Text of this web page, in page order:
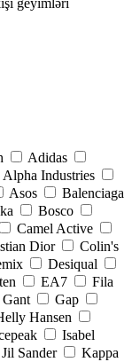
geyimləri
Adidas
Alpha Industries
Asos
Balenciaga
Bosco
Camel Active
Dior
Colin's
Desiqual
EA7
Fila
Gant
Gap
Hansen
Isabel
Jil Sander
Kappa